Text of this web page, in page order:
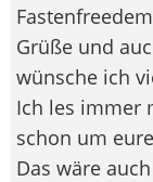
Grüße und
wünsche ich
Ich les immer
schon um
Das wäre